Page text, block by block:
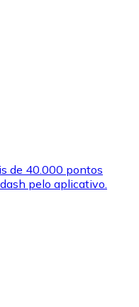
suas marcas favoritas
de 40.000 pontos
pelo aplicativo.